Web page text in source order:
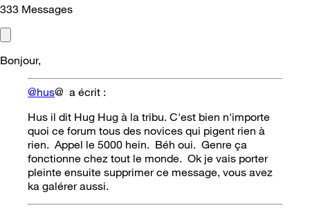
333 Messages
Bonjour,
@hus@ a écrit :
Hus il dit Hug Hug à la tribu. C'est bien n'importe
quoi ce forum tous des novices qui pigent rien à
rien. Appel le 5000 hein. Béh oui. Genre ça
fonctionne chez tout le monde. Ok je vais porter
pleinte ensuite supprimer ce message, vous avez
ka galérer aussi.